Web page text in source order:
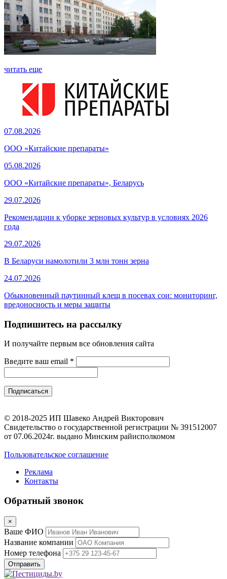
читать еще
07.08.2026
ООО «Китайские препараты»
05.08.2026
ООО «Китайские препараты», Беларусь
29.07.2026
Рекомендации к уборке зерновых культур в условиях 2026
года
29.07.2026
В Беларуси намолотили 3 млн тонн зерна
24.07.2026
Обыкновенный паутинный клещ в посевах сои: мониторинг,
вредоносность и меры защиты
Подпишитесь на рассылку
И получайте первым все обновления сайта
Введите ваш email *
© 2018-2025 ИП Шавеко Андрей Викторович
Свидетельство о государственной регистрации № 391512007
от 07.06.2024г. выдано Минским райисполкомом
Пользовательское соглашение
Реклама
Контакты
Обратный звонок
×
Ваше ФИО
Название компании
Номер телефона